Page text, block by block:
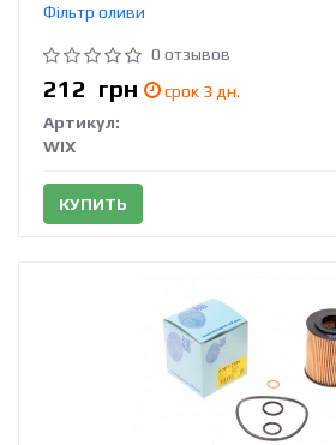
Фільтр оливи
0 отзывов
212 грн
срок 3 дн.
Артикул:
WIX
КУПИТЬ